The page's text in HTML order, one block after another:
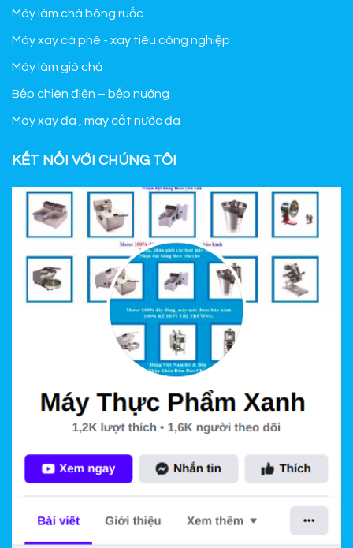
Máy làm chà bông ruốc
Máy xay cà phê - xay tiêu công nghiệp
Máy làm giò chả
Bếp chiên điện – bếp nướng
Máy xay đá , máy cắt nước đá
KẾT NỐI VỚI CHÚNG TÔI